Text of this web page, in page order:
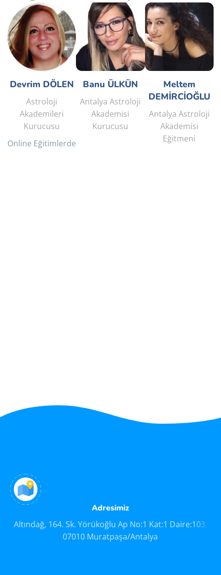
Devrim DÖLEN
Astroloji
Akademileri
Kurucusu
Online Eğitimlerde
Banu ÜLKÜN
Antalya Astroloji
Akademisi
Kurucusu
Meltem
DEMİRCİOĞLU
Antalya Astroloji
Akademisi
Eğitmeni
Adresimiz
Altındağ, 164. Sk. Yörükoğlu Ap No:1 Kat:1 Daire:103,
07010 Muratpaşa/Antalya